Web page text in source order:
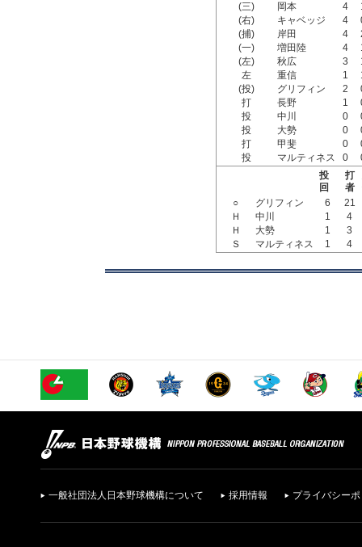
(三)
岡本 4
(右)
キャベッジ 4
(捕)
岸田 4
(一)
増田陸 4
(左)
秋広 3
左
重信 1
(投)
グリフィン 2
打
長野 1
投
中川 0
投
大勢 0
打
甲斐 0
投
マルティネス 0
投
回
打
者
○
グリフィン 6
21
Ｈ
中川 1
4
Ｈ
大勢 1
3
Ｓ
マルティネス 1 4
一般社団法人日本野球機構について 採用情報 プライバシー